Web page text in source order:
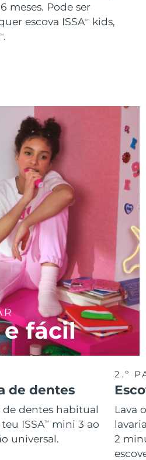
meses. Pode ser
escova ISSATM
kids,
.
fácil
de dentes
de dentes habitual
ISSATM
mini 3 ao
universal.
2.º
Lava
2